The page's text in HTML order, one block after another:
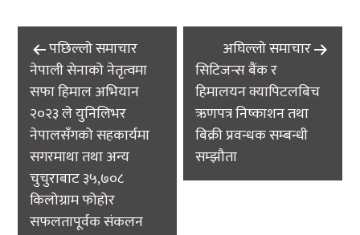
Post
navigation
पछिल्लाे समाचार
नेपाली सेनाको नेतृत्वमा
सफा हिमाल अभियान
२०२३ ले युनिलिभर
नेपालसँगको सहकार्यमा
सगरमाथा तथा अन्य
चुचुराबाट ३५,७०८
किलोग्राम फोहोर
सफलतापूर्वक संकलन
अघिल्लाे समाचार
सिटिजन्स बैंक र
हिमालयन क्यापिटलबिच
ऋणपत्र निष्काशन तथा
बिक्री प्रवन्धक सम्बन्धी
सम्झौता